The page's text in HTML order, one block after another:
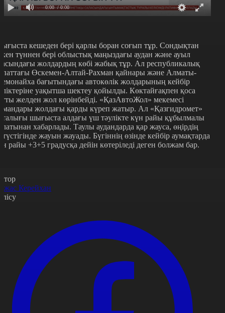
0:00 / 0:00
кешеден бері қарлы боран соғып тұр. Сондықтан
түннен бері облыстық маңыздағы аудан және ауыл
жолдардың көбі жабық тұр. Ал республикалық
Өскемен-Алтай-Рахман қайнары және Алматы-
бағытындағы автокөлік жолдарының кейбір
уақытша шектеу қойылды. Көктайғақпен қоса
желден жол көрінбейді. «ҚазАвтоЖол» мекемесі
жолдағы қарды күреп жатыр. Ал «Қазгидромет»
шығыста алдағы үш тәулікте күн райы құбылмалы
хабарлады. Таулы аудандарда қар жауса, өңірдің
жауын жауады. Бүгіннің өзінде кейбір аумақтарда
райы +3+5 градусқа дейін көтеріледі деген болжам бар.
Керейхан